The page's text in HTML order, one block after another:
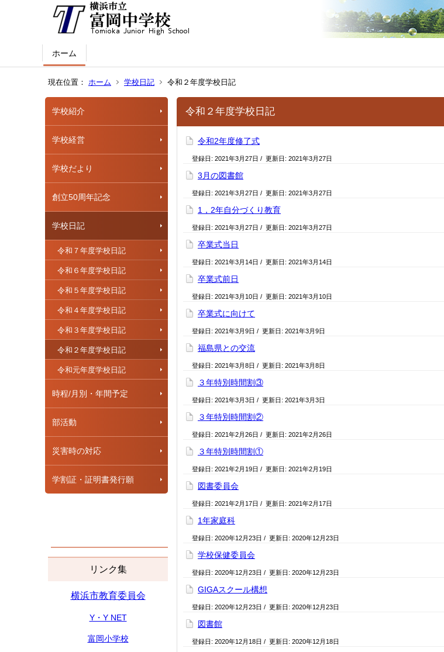
ホーム
現在位置： ホーム 学校日記 令和２年度学校日記
学校紹介
学校経営
学校だより
創立50周年記念
学校日記
令和７年度学校日記
令和６年度学校日記
令和５年度学校日記
令和４年度学校日記
令和３年度学校日記
令和２年度学校日記
令和元年度学校日記
時程/月別・年間予定
部活動
災害時の対応
学割証・証明書発行願
リンク集
横浜市教育委員会
Y・Y NET
富岡小学校
令和２年度学校日記
令和2年度修了式
登録日: 2021年3月27日 / 更新日: 2021年3月27日
3月の図書館
登録日: 2021年3月27日 / 更新日: 2021年3月27日
1，2年自分づくり教育
登録日: 2021年3月27日 / 更新日: 2021年3月27日
卒業式当日
登録日: 2021年3月14日 / 更新日: 2021年3月14日
卒業式前日
登録日: 2021年3月10日 / 更新日: 2021年3月10日
卒業式に向けて
登録日: 2021年3月9日 / 更新日: 2021年3月9日
福島県との交流
登録日: 2021年3月8日 / 更新日: 2021年3月8日
３年特別時間割③
登録日: 2021年3月3日 / 更新日: 2021年3月3日
３年特別時間割②
登録日: 2021年2月26日 / 更新日: 2021年2月26日
３年特別時間割①
登録日: 2021年2月19日 / 更新日: 2021年2月19日
図書委員会
登録日: 2021年2月17日 / 更新日: 2021年2月17日
1年家庭科
登録日: 2020年12月23日 / 更新日: 2020年12月23日
学校保健委員会
登録日: 2020年12月23日 / 更新日: 2020年12月23日
GIGAスクール構想
登録日: 2020年12月23日 / 更新日: 2020年12月23日
図書館
登録日: 2020年12月18日 / 更新日: 2020年12月18日